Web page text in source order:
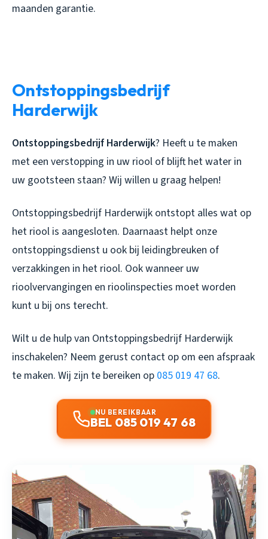
maanden garantie.
Ontstoppingsbedrijf
Harderwijk
Ontstoppingsbedrijf Harderwijk? Heeft u te maken
met een verstopping in uw riool of blijft het water in
uw gootsteen staan? Wij willen u graag helpen!
Ontstoppingsbedrijf Harderwijk ontstopt alles wat op
het riool is aangesloten. Daarnaast helpt onze
ontstoppingsdienst u ook bij leidingbreuken of
verzakkingen in het riool. Ook wanneer uw
rioolvervangingen en rioolinspecties moet worden
kunt u bij ons terecht.
Wilt u de hulp van Ontstoppingsbedrijf Harderwijk
inschakelen? Neem gerust contact op om een afspraak
te maken. Wij zijn te bereiken op 085 019 47 68.
NU BEREIKBAAR
BEL 085 019 47 68